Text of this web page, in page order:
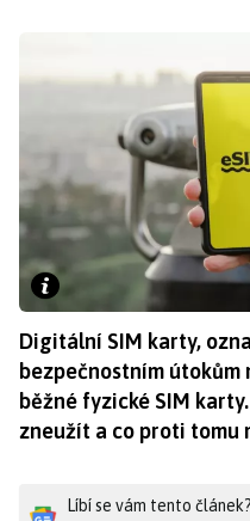
Digitální SIM karty,
bezpečnostním útokům
běžné fyzické SIM
zneužít a co proti tomu
Líbí se vám tento